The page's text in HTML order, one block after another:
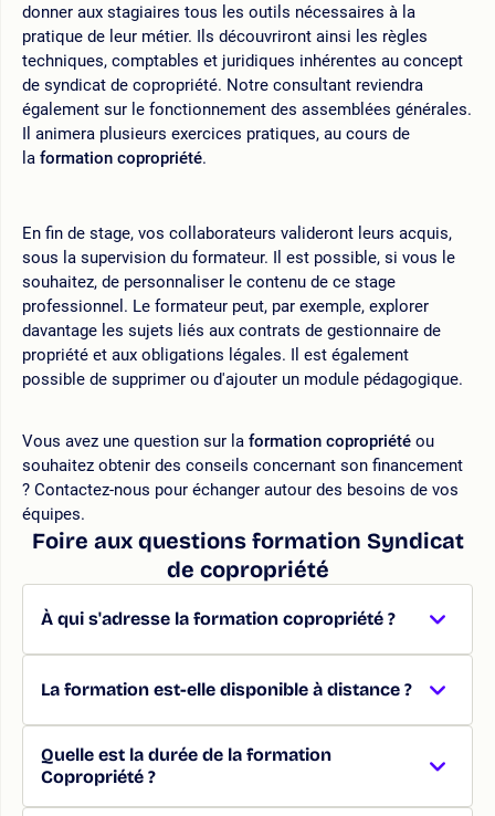
donner aux stagiaires tous les outils nécessaires à la
pratique de leur métier. Ils découvriront ainsi les règles
techniques, comptables et juridiques inhérentes au concept
de syndicat de copropriété. Notre consultant reviendra
également sur le fonctionnement des assemblées générales.
Il animera plusieurs exercices pratiques, au cours de
la formation copropriété.
En fin de stage, vos collaborateurs valideront leurs acquis,
sous la supervision du formateur. Il est possible, si vous le
souhaitez, de personnaliser le contenu de ce stage
professionnel. Le formateur peut, par exemple, explorer
davantage les sujets liés aux contrats de gestionnaire de
propriété et aux obligations légales. Il est également
possible de supprimer ou d'ajouter un module pédagogique.
Vous avez une question sur la formation copropriété ou
souhaitez obtenir des conseils concernant son financement
? Contactez-nous pour échanger autour des besoins de vos
équipes.
Foire aux questions formation Syndicat
de copropriété
À qui s'adresse la formation copropriété ?
La formation est-elle disponible à distance ?
Quelle est la durée de la formation
Copropriété ?